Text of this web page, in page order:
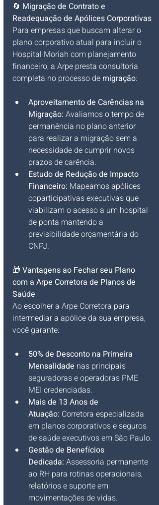
🔄 Migração de Contrato e
Readequação de Apólices Corporativas
Para empresas que buscam alterar o
plano corporativo atual para incluir o
Hospital Moriah com planejamento
financeiro, a Arpe presta consultoria
completa no processo de migração:
Aproveitamento de Carências na
Migração: Avaliamos o tempo de
permanência no plano anterior
para realizar a migração sem a
necessidade de cumprir novos
prazos de carência.
Estudo de Redução de Impacto
Financeiro: Mapeamos apólices
coparticipativas executivas que
viabilizam o acesso a um hospital
de ponta mantendo a
previsibilidade orçamentária do
CNPJ.
🎁 Vantagens ao Fechar seu Plano
com a Arpe Corretora de Planos de
Saúde
Ao escolher a Arpe Corretora para
intermediar a apólice da sua empresa,
você garante:
50% de Desconto na Primeira
Mensalidade nas principais
seguradoras e operadoras PME
MEI credenciadas.
Mais de 13 Anos de
Atuação: Corretora especializada
em planos corporativos e seguros
de saúde executivos em São Paulo.
Gestão de Benefícios
Dedicada: Assessoria permanente
ao RH para rotinas operacionais,
relatórios e suporte em
movimentações de vidas.